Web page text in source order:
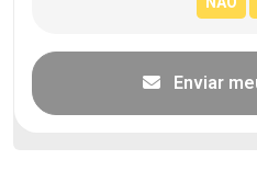
Enviar